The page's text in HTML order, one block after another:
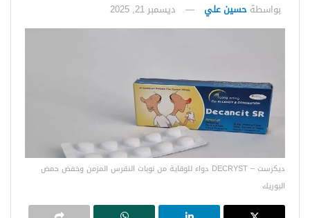
بواسطة حسين علي ديسمبر 21, 2025
ديكرست – DECRYST دواء للوقاية من نوبات النقرس المزمن وخفض حمض
اليوريك